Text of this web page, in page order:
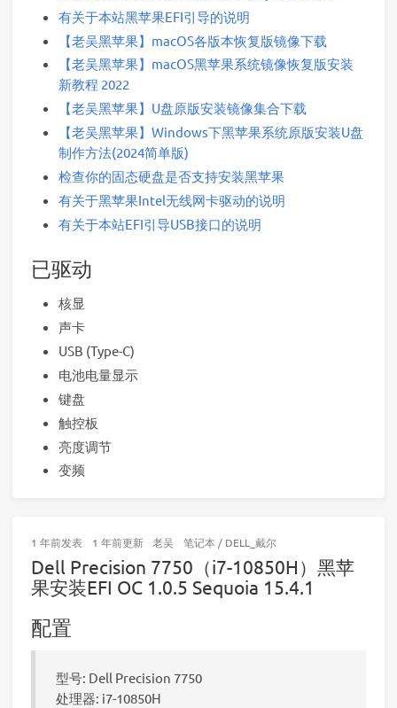
有关于本站黑苹果EFI引导的说明
【老吴黑苹果】macOS各版本恢复版镜像下载
【老吴黑苹果】macOS黑苹果系统镜像恢复版安装
新教程 2022
【老吴黑苹果】U盘原版安装镜像集合下载
【老吴黑苹果】Windows下黑苹果系统原版安装U盘
制作方法(2024简单版)
检查你的固态硬盘是否支持安装黑苹果
有关于黑苹果Intel无线网卡驱动的说明
有关于本站EFI引导USB接口的说明
已驱动
核显
声卡
USB (Type-C)
电池电量显示
键盘
触控板
亮度调节
变频
1 年前发表 1 年前更新 老吴 笔记本/ DELL_戴尔
Dell Precision 7750（i7-10850H）黑苹
果安装EFI OC 1.0.5 Sequoia 15.4.1
配置
型号: Dell Precision 7750
处理器: i7-10850H